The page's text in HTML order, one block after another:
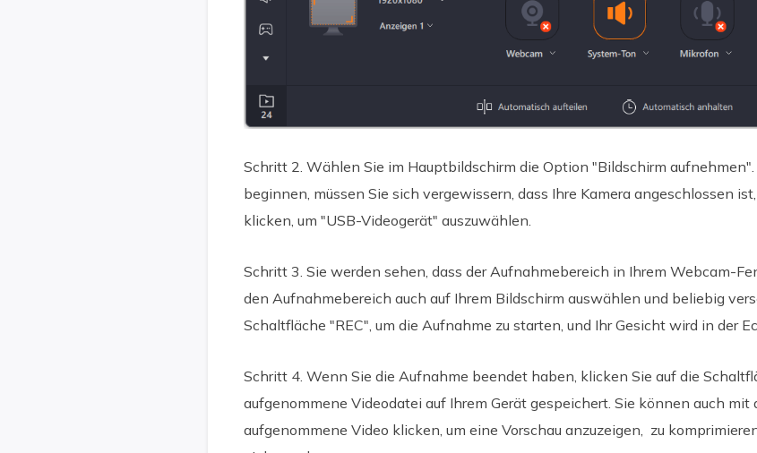
Schritt 2. Wählen Sie im Hauptbildschirm die Option "Bildschirm
beginnen, müssen Sie sich vergewissern, dass Ihre Kamera angeschlossen
klicken, um "USB-Videogerät" auszuwählen.
Schritt 3. Sie werden sehen, dass der Aufnahmebereich in Ihrem Webcam-
den Aufnahmebereich auch auf Ihrem Bildschirm auswählen und beliebig
Schaltfläche "REC", um die Aufnahme zu starten, und Ihr Gesicht wird in der
Schritt 4. Wenn Sie die Aufnahme beendet haben, klicken Sie auf die
aufgenommene Videodatei auf Ihrem Gerät gespeichert. Sie können auch mit
aufgenommene Video klicken, um eine Vorschau anzuzeigen, zu